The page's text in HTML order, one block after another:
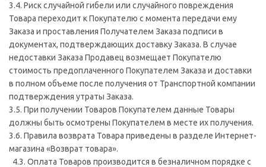
3.4. Риск случайной гибели или случайного повреждения
Товара переходит к Покупателю с момента передачи ему
Заказа и проставления Получателем Заказа подписи в
документах, подтверждающих доставку Заказа. В случае
недоставки Заказа Продавец возмещает Покупателю
стоимость предоплаченного Покупателем Заказа и доставки
в полном объеме после получения от Транспортной компании
подтверждения утраты Заказа.
3.5. При получении Товаров Покупателем данные Товары
должны быть осмотрены Покупателем в месте их получения.
3.6. Правила возврата Товара приведены в разделе Интернет-
магазина «Возврат товара».
4.3. Оплата Товаров производится в безналичном порядке с